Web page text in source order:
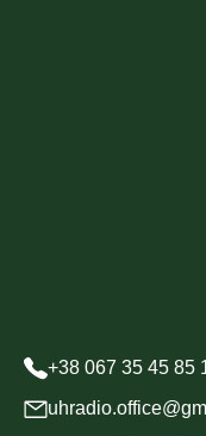
+38 067 35 45 85